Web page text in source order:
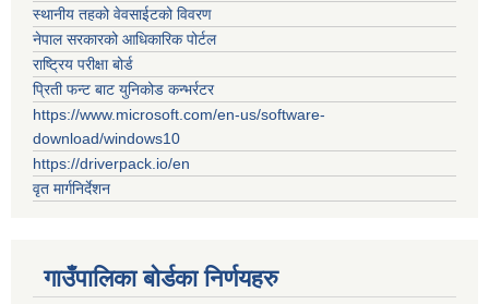
स्थानीय तहको वेवसाईटको विवरण
नेपाल सरकारको आधिकारिक पोर्टल
राष्ट्रिय परीक्षा बोर्ड
प्रिती फन्ट बाट युनिकोड कन्भर्रटर
https://www.microsoft.com/en-us/software-
download/windows10
https://driverpack.io/en
वृत मार्गनिर्देशन
गाउँपालिका बोर्डका निर्णयहरु